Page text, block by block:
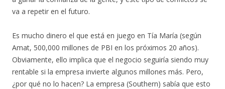
va a repetir en el futuro.
Es mucho dinero el que está en juego en Tía María (según
Amat, 500,000 millones de PBI en los próximos 20 años).
Obviamente, ello implica que el negocio seguiría siendo muy
rentable si la empresa invierte algunos millones más. Pero,
¿por qué no lo hacen? La empresa (Southern) sabía que esto